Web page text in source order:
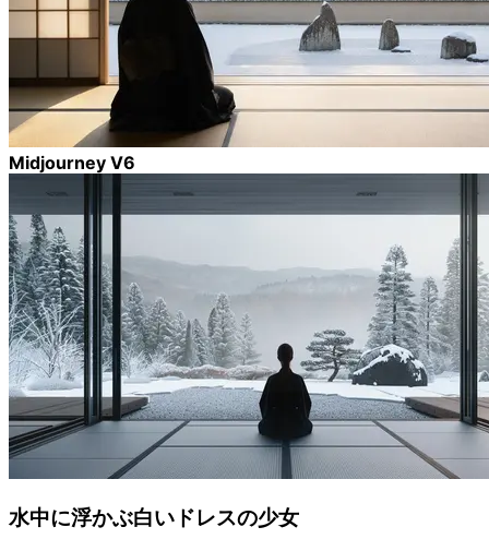
Midjourney V6
水中に浮かぶ白いドレスの少女